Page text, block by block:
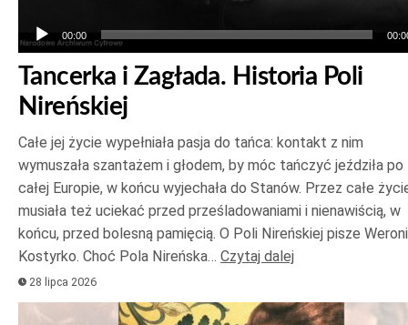
00:00
Tancerka i Zagłada. Historia Poli
Nireńskiej
Całe jej życie wypełniała pasja do tańca: kontakt z nim
wymuszała szantażem i głodem, by móc tańczyć jeździła po
całej Europie, w końcu wyjechała do Stanów. Przez całe
musiała też uciekać przed prześladowaniami i nienawiścią, w
końcu, przed bolesną pamięcią. O Poli Nireńskiej pisze
Kostyrko. Choć Pola Nireńska… Czytaj dalej
28 lipca 2026